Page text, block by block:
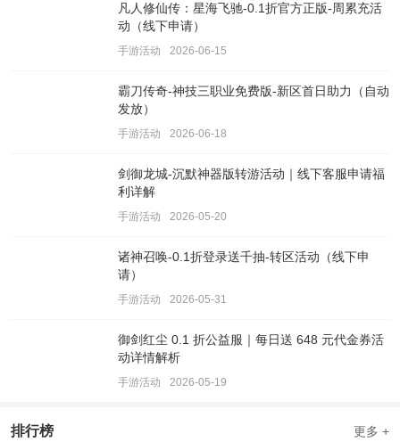
凡人修仙传：星海飞驰-0.1折官方正版-周累充活
动（线下申请）
手游活动 2026-06-15
霸刀传奇-神技三职业免费版-新区首日助力（自动
发放）
手游活动 2026-06-18
剑御龙城-沉默神器版转游活动｜线下客服申请福
利详解
手游活动 2026-05-20
诸神召唤-0.1折登录送千抽-转区活动（线下申
请）
手游活动 2026-05-31
御剑红尘 0.1 折公益服｜每日送 648 元代金券活
动详情解析
手游活动 2026-05-19
排行榜 更多 +